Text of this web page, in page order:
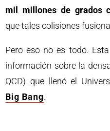
mil millones de grados
que tales colisiones
Pero eso no es todo.
información sobre la
QCD) que llenó el
Big Bang.